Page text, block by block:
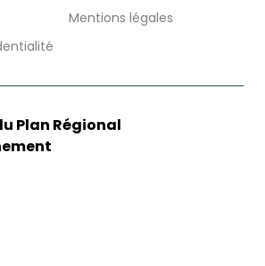
Mentions légales
Plan Régional